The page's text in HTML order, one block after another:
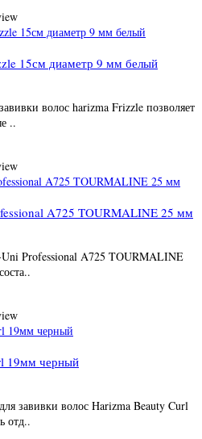
15см диаметр 9 мм белый
волос harizma Frizzle позволяет
..
A725 TOURMALINE 25 мм
Professional A725 TOURMALINE
19мм черный
завивки волос Harizma Beauty Curl
отд..